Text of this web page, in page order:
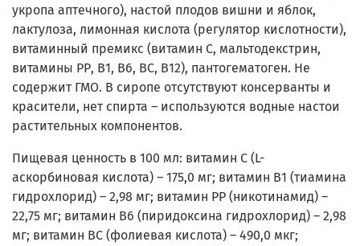
укропа аптечного), настой плодов вишни и яблок,
лактулоза, лимонная кислота (регулятор кислотности),
витаминный премикс (витамин С, мальтодекстрин,
витамины РР, В1, В6, ВС, В12), пантогематоген. Не
содержит ГМО. В сиропе отсутствуют консерванты и
красители, нет спирта – используются водные настои
растительных компонентов.
Пищевая ценность в 100 мл: витамин С (L-
аскорбиновая кислота) – 175,0 мг; витамин В1 (тиамина
гидрохлорид) – 2,98 мг; витамин РР (никотинамид) –
22,75 мг; витамин В6 (пиридоксина гидрохлорид) – 2,98
мг; витамин ВС (фолиевая кислота) – 490,0 мкг;